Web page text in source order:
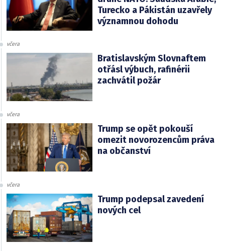
Turecko a Pákistán uzavřely
významnou dohodu
včera
Bratislavským Slovnaftem
otřásl výbuch, rafinérii
zachvátil požár
včera
Trump se opět pokouší
omezit novorozencům práva
na občanství
včera
Trump podepsal zavedení
nových cel